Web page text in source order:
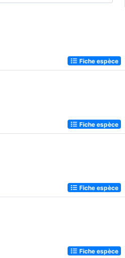
Fiche espèce
Fiche espèce
Fiche espèce
Fiche espèce